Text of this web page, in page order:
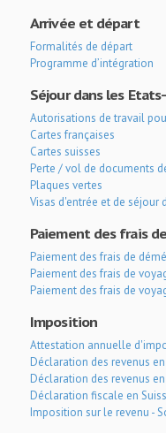
Arrivée et départ
Formalités de départ
Programme d’intégration
Séjour dans les
Autorisations de travail
Cartes françaises
Cartes suisses
Perte / vol de documents
Plaques vertes
Visas d'entrée et de séjour
Paiement des frais
Paiement des frais de
Paiement des frais de
Paiement des frais de
Imposition
Attestation annuelle
Déclaration des revenus
Déclaration des revenus en
Déclaration fiscale en
Imposition sur le revenu -